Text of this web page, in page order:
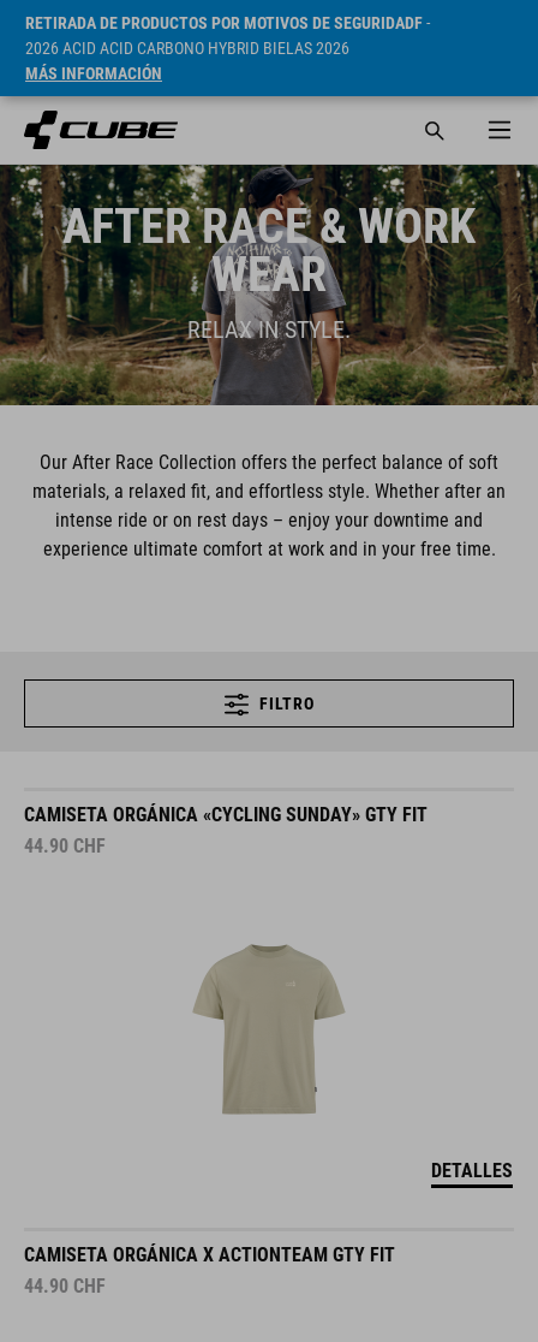
RETIRADA DE PRODUCTOS POR MOTIVOS DE SEGURIDADF-
2026 ACID ACID CARBONO HYBRID BIELAS 2026
MÁS INFORMACIÓN
AFTER RACE & WORK
WEAR
RELAX IN STYLE.
Our After Race Collection offers the perfect balance of soft
materials, a relaxed fit, and effortless style. Whether after an
intense ride or on rest days – enjoy your downtime and
experience ultimate comfort at work and in your free time.
FILTRO
CAMISETA ORGÁNICA «CYCLING SUNDAY» GTY FIT
44.90 CHF
DETALLES
CAMISETA ORGÁNICA X ACTIONTEAM GTY FIT
44.90 CHF